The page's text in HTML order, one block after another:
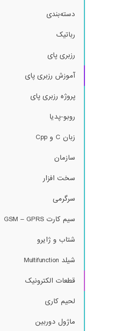
دسته‌بندی
رباتیک
رزبری پای
آموزش رزبری پای
پروژه رزبری پای
روبو-پدیا
زبان C و Cpp
سازمان
سخت افزار
سرگرمی
سیم کارت GSM – GPRS
شتاب و ژایرو
شیلد Multifunction
قطعات الکترونیک
لحیم کاری
ماژول دوربین